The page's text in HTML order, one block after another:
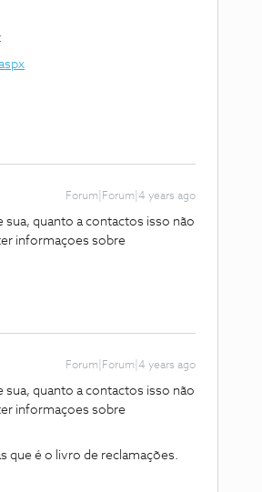
Forum|Forum|4 years ago
sua, quanto a contactos isso não
informaçoes sobre
Forum|Forum|4 years ago
sua, quanto a contactos isso não
informaçoes sobre
que é o livro de reclamações.